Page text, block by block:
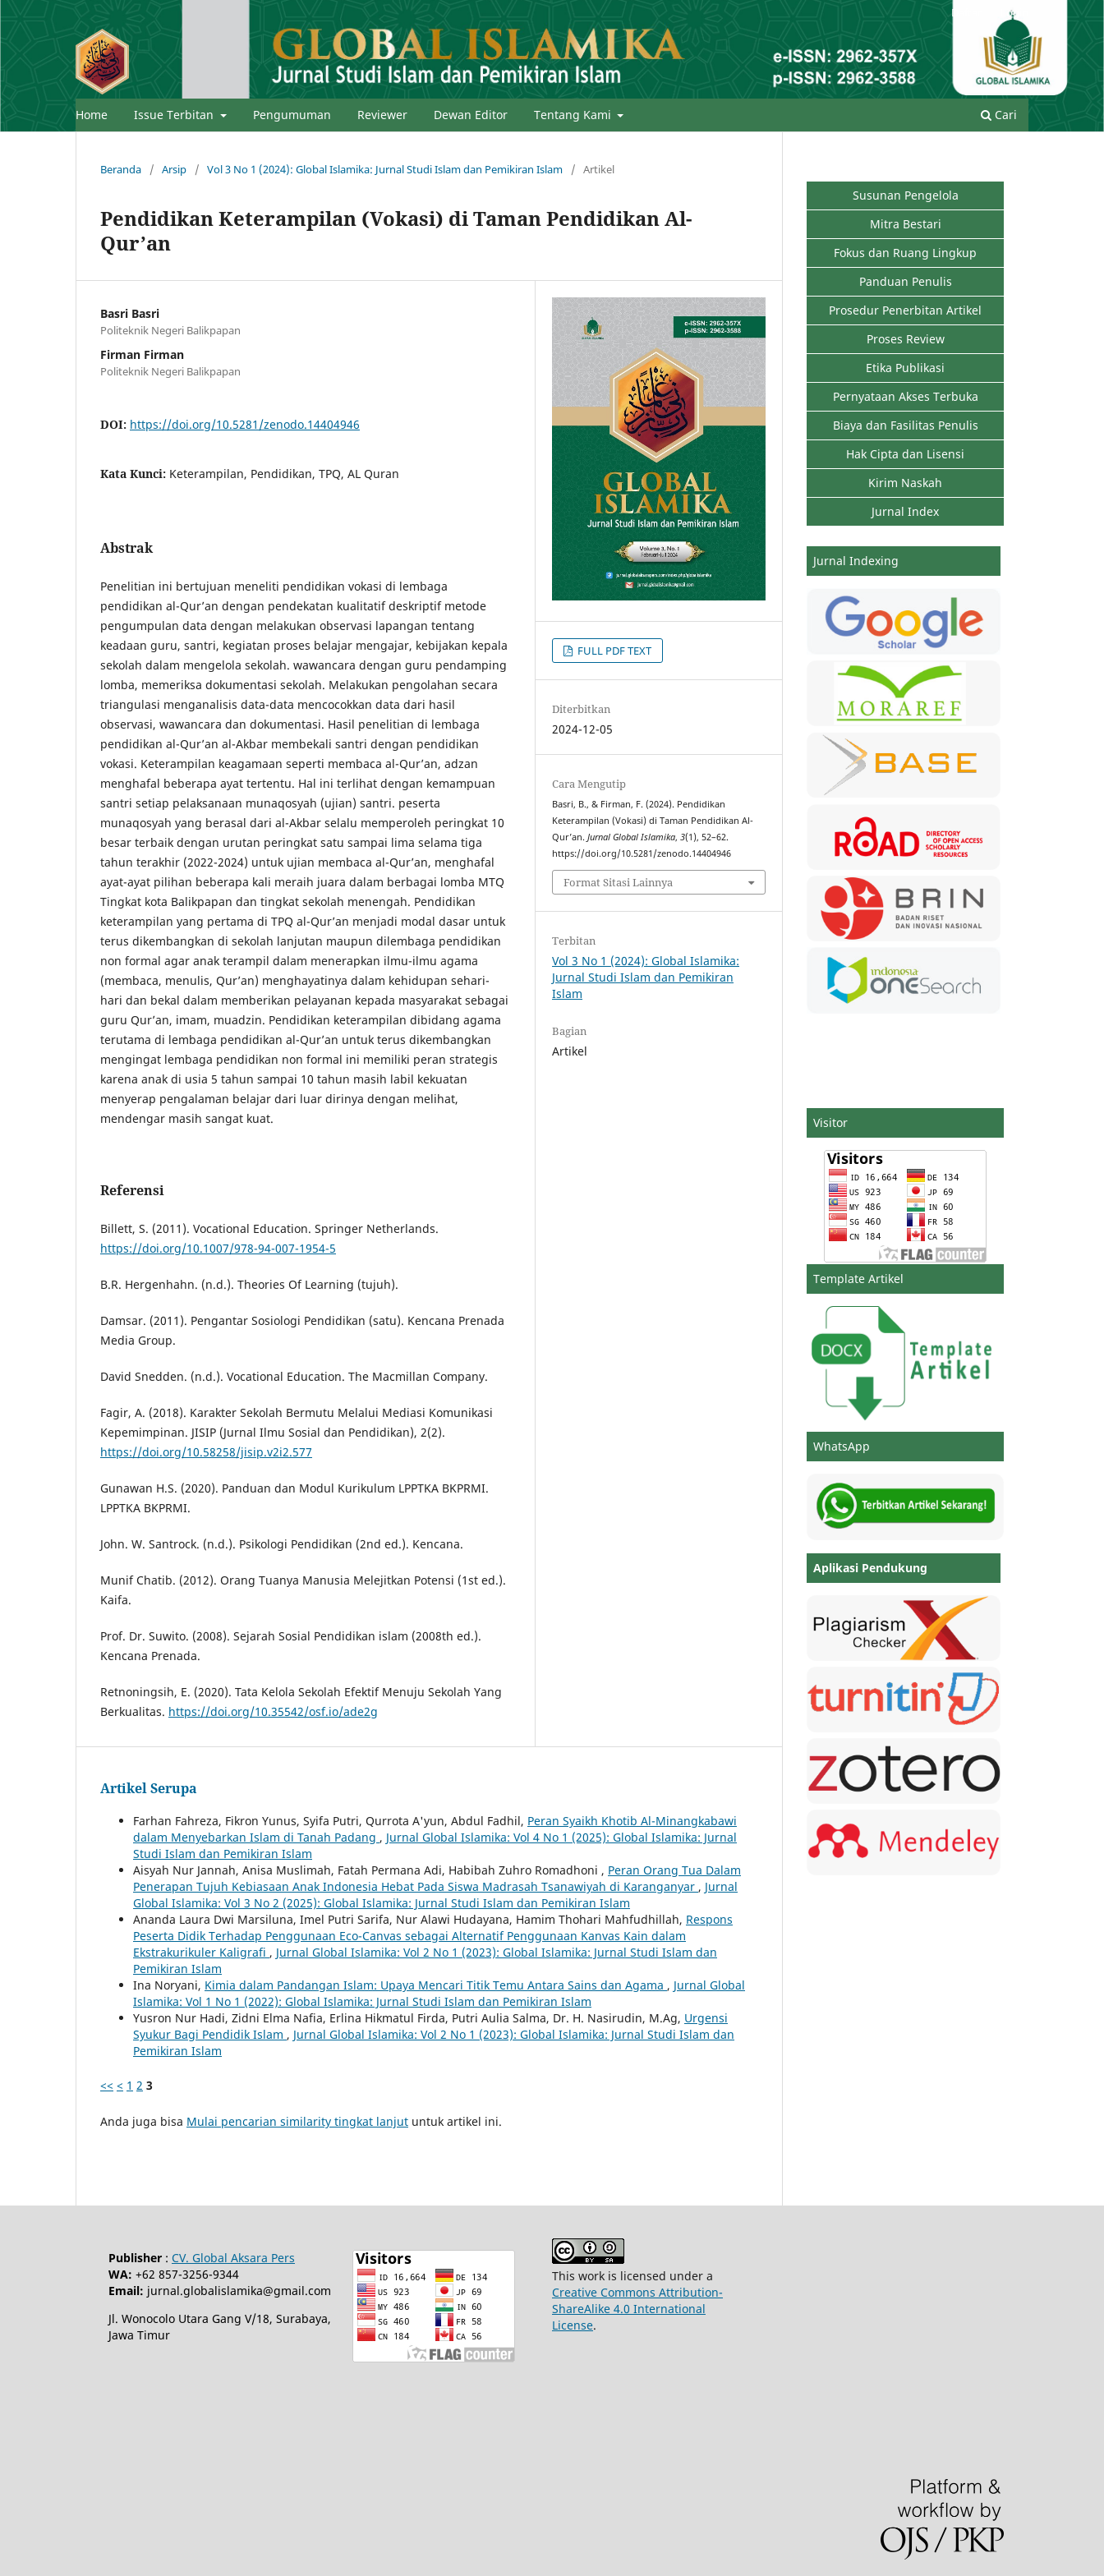
Home Issue Terbitan Pengumuman Reviewer Dewan Editor Tentang Kami Cari
Daftar Login
Beranda / Arsip / Vol 3 No 1 (2024): Global Islamika: Jurnal Studi Islam dan Pemikiran Islam / Artikel
Pendidikan Keterampilan (Vokasi) di Taman Pendidikan Al-
Qur’an
Basri Basri
Politeknik Negeri Balikpapan
Firman Firman
Politeknik Negeri Balikpapan
DOI: https://doi.org/10.5281/zenodo.14404946
Kata Kunci: Keterampilan, Pendidikan, TPQ, AL Quran
Abstrak
Penelitian ini bertujuan meneliti pendidikan vokasi di lembaga
pendidikan al-Qur’an dengan pendekatan kualitatif deskriptif metode
pengumpulan data dengan melakukan observasi lapangan tentang
keadaan guru, santri, kegiatan proses belajar mengajar, kebijakan kepala
sekolah dalam mengelola sekolah. wawancara dengan guru pendamping
lomba, memeriksa dokumentasi sekolah. Melakukan pengolahan secara
triangulasi menganalisis data-data mencocokkan data dari hasil
observasi, wawancara dan dokumentasi. Hasil penelitian di lembaga
pendidikan al-Qur’an al-Akbar membekali santri dengan pendidikan
vokasi. Keterampilan keagamaan seperti membaca al-Qur’an, adzan
menghafal beberapa ayat tertentu. Hal ini terlihat dengan kemampuan
santri setiap pelaksanaan munaqosyah (ujian) santri. peserta
munaqosyah yang berasal dari al-Akbar selalu memperoleh peringkat 10
besar terbaik dengan urutan peringkat satu sampai lima selama tiga
tahun terakhir (2022-2024) untuk ujian membaca al-Qur’an, menghafal
ayat-ayat pilihan beberapa kali meraih juara dalam berbagai lomba MTQ
Tingkat kota Balikpapan dan tingkat sekolah menengah. Pendidikan
keterampilan yang pertama di TPQ al-Qur’an menjadi modal dasar untuk
terus dikembangkan di sekolah lanjutan maupun dilembaga pendidikan
non formal agar anak terampil dalam menerapkan ilmu-ilmu agama
(membaca, menulis, Qur’an) menghayatinya dalam kehidupan sehari-
hari dan bekal dalam memberikan pelayanan kepada masyarakat sebagai
guru Qur’an, imam, muadzin. Pendidikan keterampilan dibidang agama
terutama di lembaga pendidikan al-Qur’an untuk terus dikembangkan
mengingat lembaga pendidikan non formal ini memiliki peran strategis
karena anak di usia 5 tahun sampai 10 tahun masih labil kekuatan
menyerap pengalaman belajar dari luar dirinya dengan melihat,
mendengar masih sangat kuat.
Referensi
Billett, S. (2011). Vocational Education. Springer Netherlands.
https://doi.org/10.1007/978-94-007-1954-5
B.R. Hergenhahn. (n.d.). Theories Of Learning (tujuh).
Damsar. (2011). Pengantar Sosiologi Pendidikan (satu). Kencana Prenada
Media Group.
David Snedden. (n.d.). Vocational Education. The Macmillan Company.
Fagir, A. (2018). Karakter Sekolah Bermutu Melalui Mediasi Komunikasi
Kepemimpinan. JISIP (Jurnal Ilmu Sosial dan Pendidikan), 2(2).
https://doi.org/10.58258/jisip.v2i2.577
Gunawan H.S. (2020). Panduan dan Modul Kurikulum LPPTKA BKPRMI.
LPPTKA BKPRMI.
John. W. Santrock. (n.d.). Psikologi Pendidikan (2nd ed.). Kencana.
Munif Chatib. (2012). Orang Tuanya Manusia Melejitkan Potensi (1st ed.).
Kaifa.
Prof. Dr. Suwito. (2008). Sejarah Sosial Pendidikan islam (2008th ed.).
Kencana Prenada.
Retnoningsih, E. (2020). Tata Kelola Sekolah Efektif Menuju Sekolah Yang
Berkualitas. https://doi.org/10.35542/osf.io/ade2g
FULL PDF TEXT
Diterbitkan
2024-12-05
Cara Mengutip
Basri, B., & Firman, F. (2024). Pendidikan
Keterampilan (Vokasi) di Taman Pendidikan Al-
Qur’an.Jurnal Global Islamika,3(1), 52–62.
https://doi.org/10.5281/zenodo.14404946
Format Sitasi Lainnya
Terbitan
Vol 3 No 1 (2024): Global Islamika:
Jurnal Studi Islam dan Pemikiran
Islam
Bagian
Artikel
Artikel Serupa
Farhan Fahreza, Fikron Yunus, Syifa Putri, Qurrota A'yun, Abdul Fadhil, Peran Syaikh Khotib Al-Minangkabawi
dalam Menyebarkan Islam di Tanah Padang , Jurnal Global Islamika: Vol 4 No 1 (2025): Global Islamika: Jurnal
Studi Islam dan Pemikiran Islam
Aisyah Nur Jannah, Anisa Muslimah, Fatah Permana Adi, Habibah Zuhro Romadhoni , Peran Orang Tua Dalam
Penerapan Tujuh Kebiasaan Anak Indonesia Hebat Pada Siswa Madrasah Tsanawiyah di Karanganyar , Jurnal
Global Islamika: Vol 3 No 2 (2025): Global Islamika: Jurnal Studi Islam dan Pemikiran Islam
Ananda Laura Dwi Marsiluna, Imel Putri Sarifa, Nur Alawi Hudayana, Hamim Thohari Mahfudhillah, Respons
Peserta Didik Terhadap Penggunaan Eco-Canvas sebagai Alternatif Penggunaan Kanvas Kain dalam
Ekstrakurikuler Kaligrafi , Jurnal Global Islamika: Vol 2 No 1 (2023): Global Islamika: Jurnal Studi Islam dan
Pemikiran Islam
Ina Noryani, Kimia dalam Pandangan Islam: Upaya Mencari Titik Temu Antara Sains dan Agama , Jurnal Global
Islamika: Vol 1 No 1 (2022): Global Islamika: Jurnal Studi Islam dan Pemikiran Islam
Yusron Nur Hadi, Zidni Elma Nafia, Erlina Hikmatul Firda, Putri Aulia Salma, Dr. H. Nasirudin, M.Ag, Urgensi
Syukur Bagi Pendidik Islam , Jurnal Global Islamika: Vol 2 No 1 (2023): Global Islamika: Jurnal Studi Islam dan
Pemikiran Islam
<< < 1 2 3
Anda juga bisa Mulai pencarian similarity tingkat lanjut untuk artikel ini.
Susunan Pengelola
Mitra Bestari
Fokus dan Ruang Lingkup
Panduan Penulis
Prosedur Penerbitan Artikel
Proses Review
Etika Publikasi
Pernyataan Akses Terbuka
Biaya dan Fasilitas Penulis
Hak Cipta dan Lisensi
Kirim Naskah
Jurnal Index
Jurnal Indexing
Visitor
Template Artikel
WhatsApp
Aplikasi Pendukung
Publisher : CV. Global Aksara Pers
WA: +62 857-3256-9344
Email: jurnal.globalislamika@gmail.com
Jl. Wonocolo Utara Gang V/18, Surabaya,
Jawa Timur
This work is licensed under a
Creative Commons Attribution-
ShareAlike 4.0 International
License.